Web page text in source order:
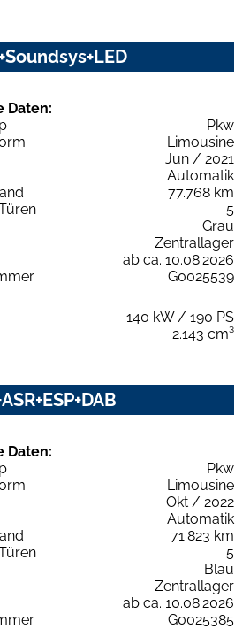
Daten:
Pkw
Limousine
Jun / 2021
Automatik
77.768 km
5
Grau
Zentrallager
ab ca. 10.08.2026
G0025539
140 kW / 190 PS
2.143 cm³
Daten:
Pkw
Limousine
Okt / 2022
Automatik
71.823 km
5
Blau
Zentrallager
ab ca. 10.08.2026
G0025385